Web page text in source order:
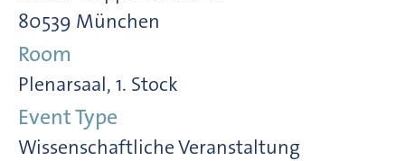
80539 München
Room
Plenarsaal, 1. Stock
Event Type
Wissenschaftliche Veranstaltung